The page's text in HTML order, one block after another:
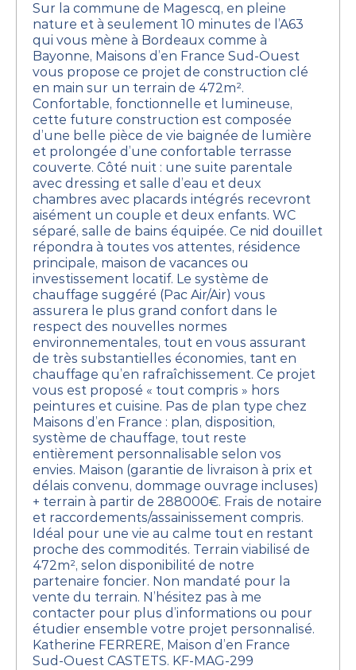
Sur la commune de Magescq, en pleine
nature et à seulement 10 minutes de l’A63
qui vous mène à Bordeaux comme à
Bayonne, Maisons d’en France Sud-Ouest
vous propose ce projet de construction clé
en main sur un terrain de 472m².
Confortable, fonctionnelle et lumineuse,
cette future construction est composée
d’une belle pièce de vie baignée de lumière
et prolongée d’une confortable terrasse
couverte. Côté nuit : une suite parentale
avec dressing et salle d’eau et deux
chambres avec placards intégrés recevront
aisément un couple et deux enfants. WC
séparé, salle de bains équipée. Ce nid douillet
répondra à toutes vos attentes, résidence
principale, maison de vacances ou
investissement locatif. Le système de
chauffage suggéré (Pac Air/Air) vous
assurera le plus grand confort dans le
respect des nouvelles normes
environnementales, tout en vous assurant
de très substantielles économies, tant en
chauffage qu’en rafraîchissement. Ce projet
vous est proposé « tout compris » hors
peintures et cuisine. Pas de plan type chez
Maisons d’en France : plan, disposition,
système de chauffage, tout reste
entièrement personnalisable selon vos
envies. Maison (garantie de livraison à prix et
délais convenu, dommage ouvrage incluses)
+ terrain à partir de 288000€. Frais de notaire
et raccordements/assainissement compris.
Idéal pour une vie au calme tout en restant
proche des commodités. Terrain viabilisé de
472m², selon disponibilité de notre
partenaire foncier. Non mandaté pour la
vente du terrain. N’hésitez pas à me
contacter pour plus d’informations ou pour
étudier ensemble votre projet personnalisé.
Katherine FERRERE, Maison d’en France
Sud-Ouest CASTETS. KF-MAG-299